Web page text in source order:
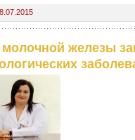
молочной железы